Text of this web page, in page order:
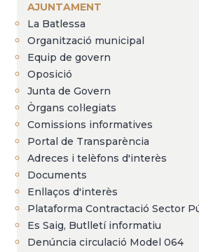
AJUNTAMENT
La Batlessa
Organització municipal
Equip de govern
Oposició
Junta de Govern
Òrgans col·legiats
Comissions informatives
Portal de Transparència
Adreces i telèfons d'interès
Documents
Enllaços d'interès
Plataforma Contractació Sector
Es Saig, Butlletí informatiu
Denúncia circulació Model 064